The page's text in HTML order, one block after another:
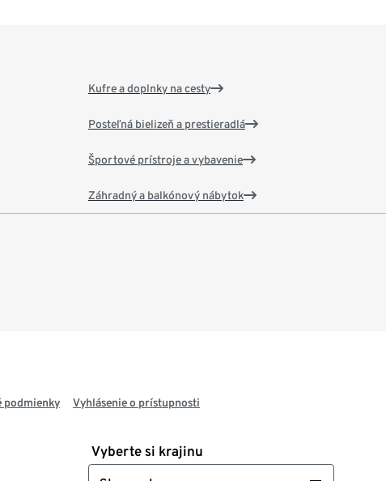
Kufre a doplnky na cesty
Posteľná bielizeň a prestieradlá
Športové prístroje a vybavenie
Záhradný a balkónový nábytok
podmienky Vyhlásenie o prístupnosti
Vyberte si krajinu